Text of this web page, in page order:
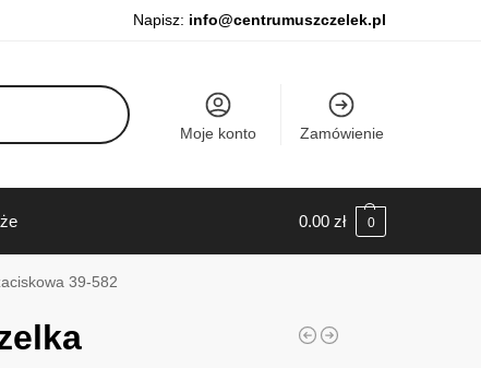
Napisz: info@centrumuszczelek.pl
Moje konto Zamówienie
0.00 zł 0
39-582